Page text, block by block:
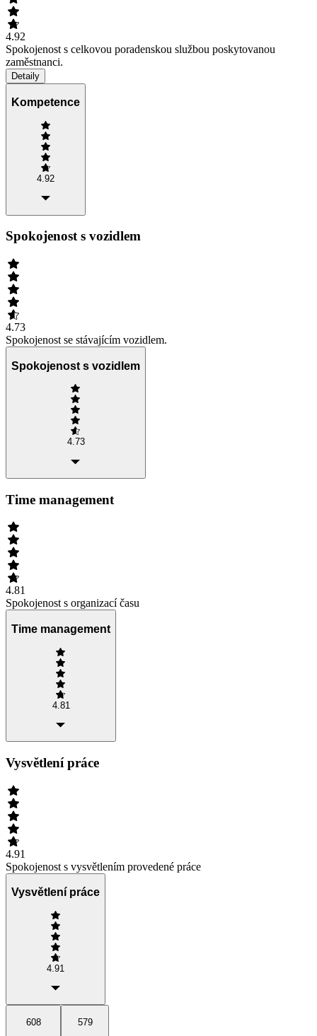
4.92
Spokojenost s celkovou poradenskou službou poskytovanou
zaměstnanci.
Detaily
Kompetence
4.92
Spokojenost s vozidlem
4.73
Spokojenost se stávajícím vozidlem.
Spokojenost s vozidlem
4.73
Time management
4.81
Spokojenost s organizací času
Time management
4.81
Vysvětlení práce
4.91
Spokojenost s vysvětlením provedené práce
Vysvětlení práce
4.91
608
579